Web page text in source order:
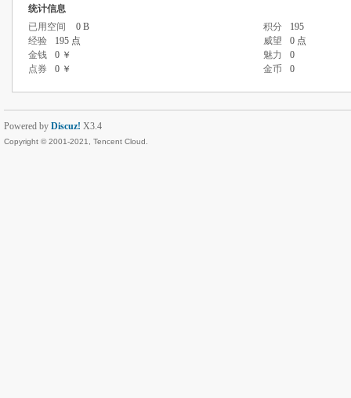
统计信息
已用空间
0 B 积分
195
经验
195 点 威望
0 点
金钱
0 ￥ 魅力
0
点券
0 ￥ 金币 0
Powered by Discuz! X3.4
Copyright © 2001-2021, Tencent Cloud.